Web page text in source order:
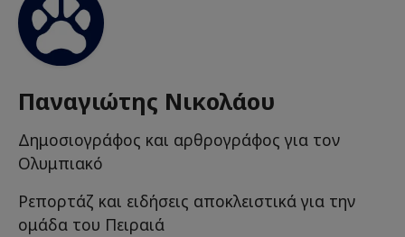
Παναγιώτης Νικολάου
Δημοσιογράφος και αρθρογράφος για τον
Ολυμπιακό
Ρεπορτάζ και ειδήσεις αποκλειστικά για την
ομάδα του Πειραιά